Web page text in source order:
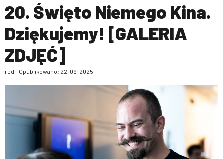
20. Święto Niemego Kina.
Dziękujemy! [GALERIA
ZDJĘĆ]
red - Opublikowano: 22-09-2025